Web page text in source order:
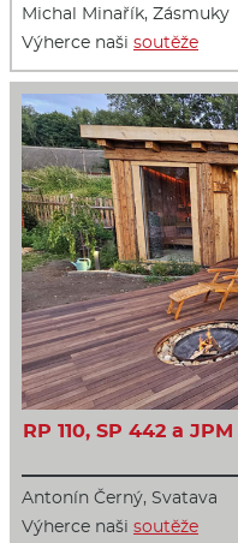
Michal Minařík, Zásmuky
Výherce naši soutěže
RP 110, SP 442 a
Antonín Černý, Svatava
Výherce naši soutěže